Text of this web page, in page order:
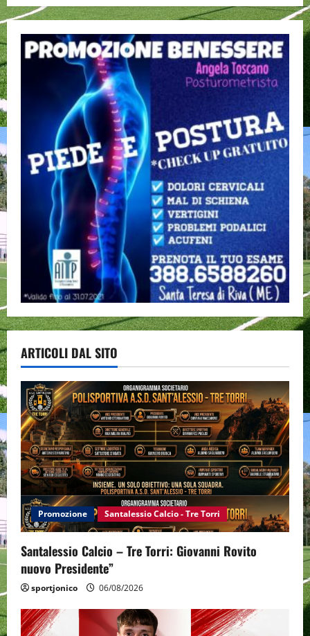
ARTICOLI DAL SITO
Promozione Santalessio Calcio - Tre Torri
Santalessio Calcio – Tre Torri: Giovanni Rovito
nuovo Presidente”
sportjonico 06/08/2026